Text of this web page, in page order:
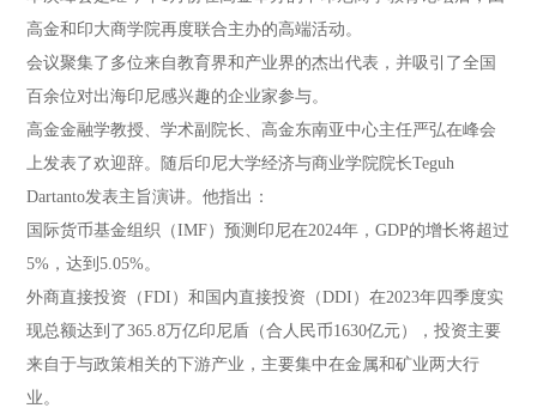
高金和印大商学院再度联合主办的高端活动。
会议聚集了多位来自教育界和产业界的杰出代表，并吸引了全国
百余位对出海印尼感兴趣的企业家参与。
高金金融学教授、学术副院长、高金东南亚中心主任严弘在峰会
上发表了欢迎辞。随后印尼大学经济与商业学院院长Teguh
Dartanto发表主旨演讲。他指出：
国际货币基金组织（IMF）预测印尼在2024年，GDP的增长将超过
5%，达到5.05%。
外商直接投资（FDI）和国内直接投资（DDI）在2023年四季度实
现总额达到了365.8万亿印尼盾（合人民币1630亿元），投资主要
来自于与政策相关的下游产业，主要集中在金属和矿业两大行
业。